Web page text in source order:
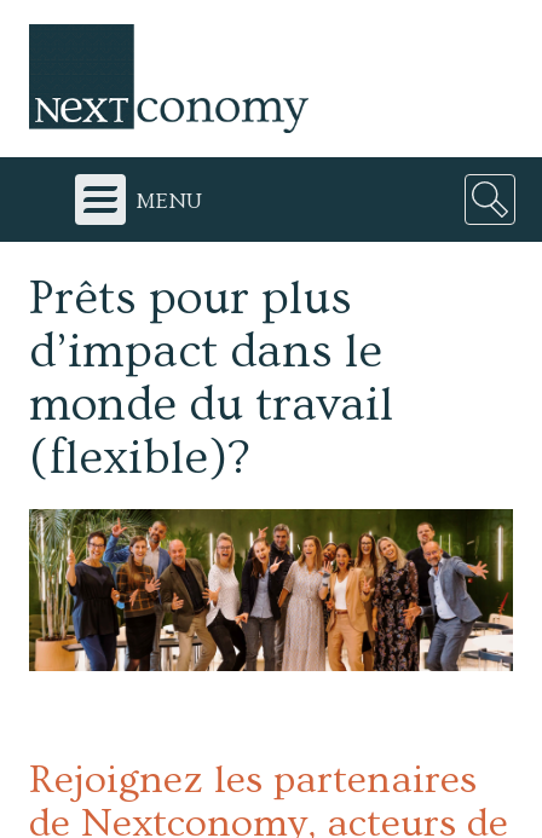
menu
Prêts pour plus
d’impact dans le
monde du travail
(flexible)?
Rejoignez les partenaires
de Nextconomy, acteurs de